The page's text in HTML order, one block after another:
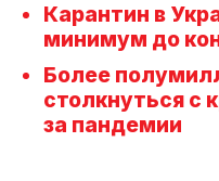
Карантин в
минимум до
Более
столкнуться с
за пандемии